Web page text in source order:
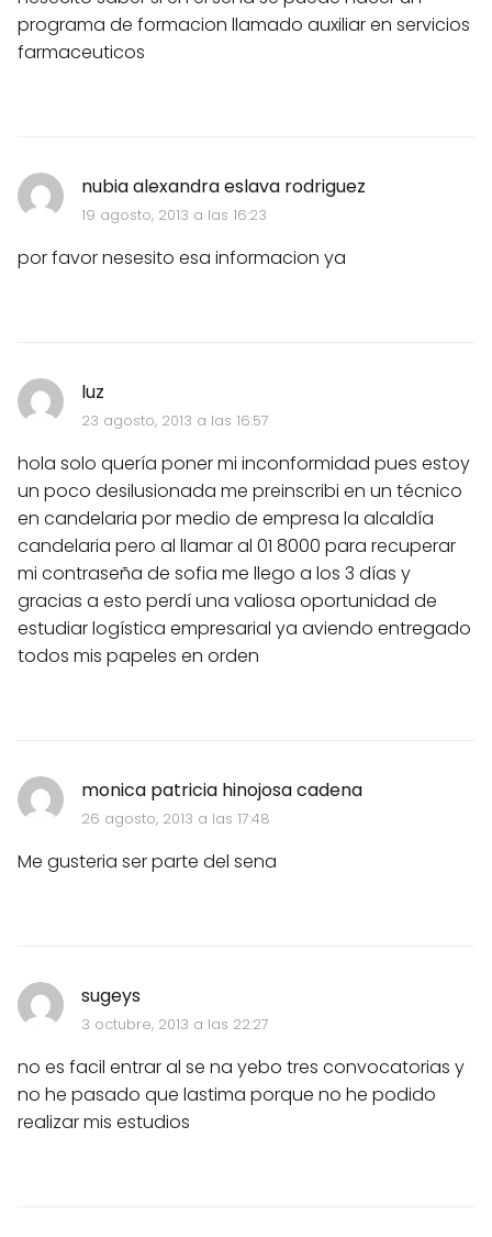
programa de formacion llamado auxiliar en servicios
farmaceuticos
nubia alexandra eslava rodriguez
19 agosto, 2013 a las 16:23
por favor nesesito esa informacion ya
luz
23 agosto, 2013 a las 16:57
hola solo quería poner mi inconformidad pues estoy
un poco desilusionada me preinscribi en un técnico
en candelaria por medio de empresa la alcaldía
candelaria pero al llamar al 01 8000 para recuperar
mi contraseña de sofia me llego a los 3 días y
gracias a esto perdí una valiosa oportunidad de
estudiar logística empresarial ya aviendo entregado
todos mis papeles en orden
monica patricia hinojosa cadena
26 agosto, 2013 a las 17:48
Me gusteria ser parte del sena
sugeys
3 octubre, 2013 a las 22:27
no es facil entrar al se na yebo tres convocatorias y
no he pasado que lastima porque no he podido
realizar mis estudios